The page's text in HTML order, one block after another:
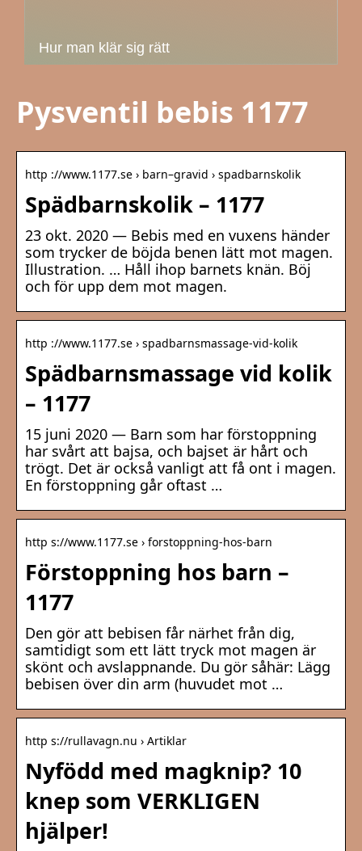
Hur man klär sig rätt
Pysventil bebis 1177
http ://www.1177.se › barn–gravid › spadbarnskolik
Spädbarnskolik – 1177
23 okt. 2020 — Bebis med en vuxens händer
som trycker de böjda benen lätt mot magen.
Illustration. … Håll ihop barnets knän. Böj
och för upp dem mot magen.
http ://www.1177.se › spadbarnsmassage-vid-kolik
Spädbarnsmassage vid kolik
– 1177
15 juni 2020 — Barn som har förstoppning
har svårt att bajsa, och bajset är hårt och
trögt. Det är också vanligt att få ont i magen.
En förstoppning går oftast …
http s://www.1177.se › forstoppning-hos-barn
Förstoppning hos barn –
1177
Den gör att bebisen får närhet från dig,
samtidigt som ett lätt tryck mot magen är
skönt och avslappnande. Du gör såhär: Lägg
bebisen över din arm (huvudet mot …
http s://rullavagn.nu › Artiklar
Nyfödd med magknip? 10
knep som VERKLIGEN
hjälper!